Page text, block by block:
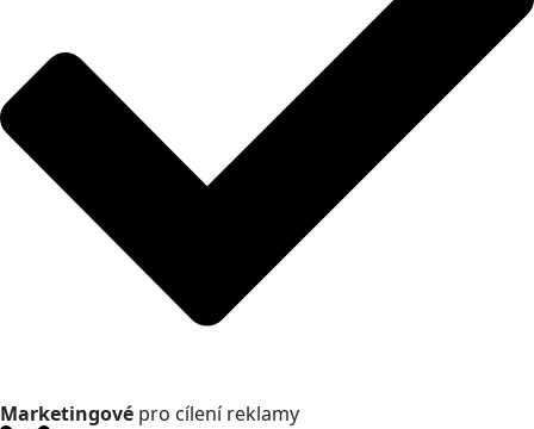
Marketingové pro cílení reklamy